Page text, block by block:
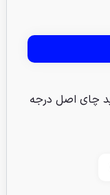
چای اصل درجه